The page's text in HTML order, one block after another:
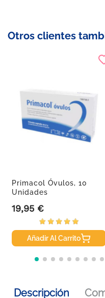
Otros clientes
Primacol Óvulos, 10
Unidades
Precio
19,95 €
Añadir Al Carrito
Descripción